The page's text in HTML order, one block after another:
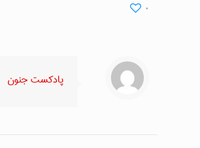
۰
پادکست جنون